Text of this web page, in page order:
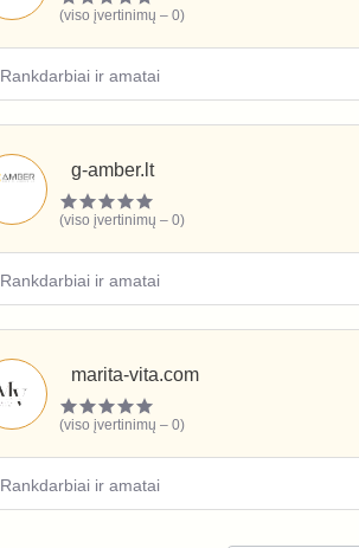
(viso įvertinimų – 0)
Rankdarbiai ir amatai
g-amber.lt
(viso įvertinimų – 0)
Rankdarbiai ir amatai
marita-vita.com
(viso įvertinimų – 0)
Rankdarbiai ir amatai